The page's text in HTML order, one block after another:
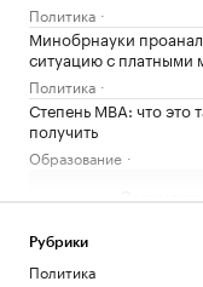
Политика
Минобрнауки
ситуацию с платными
Политика
Степень MBA: что это
получить
Образование
Рубрики
Политика